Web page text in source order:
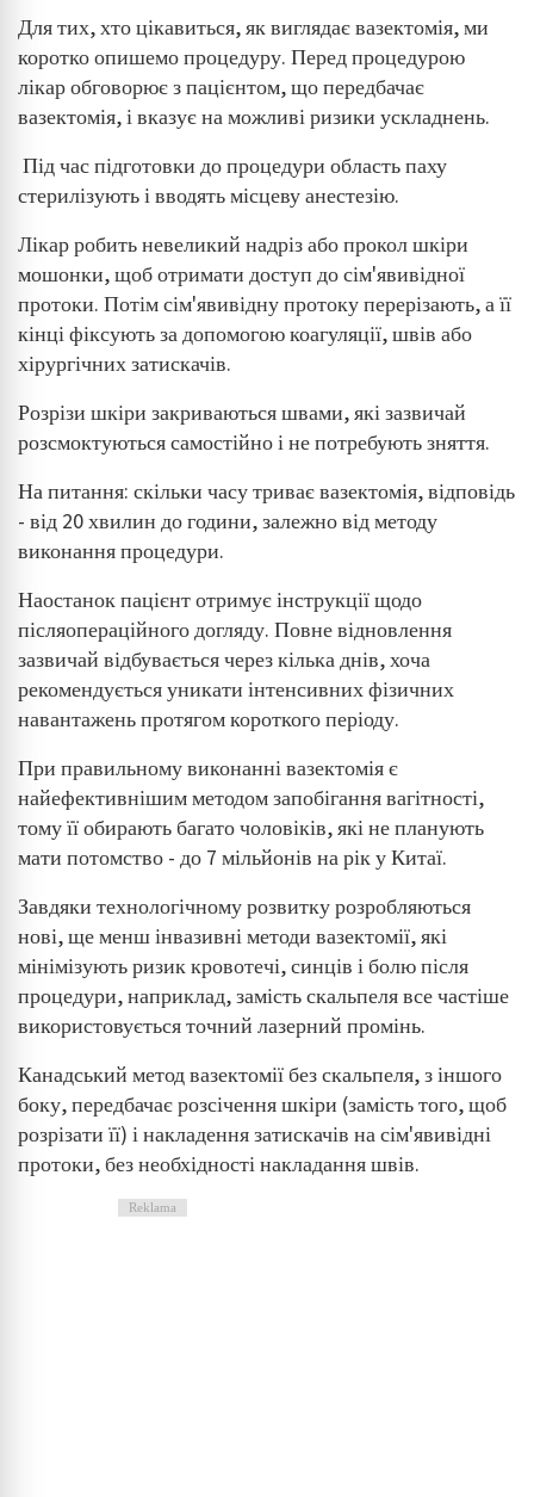
Для тих, хто цікавиться, як виглядає вазектомія, ми
коротко опишемо процедуру. Перед процедурою
лікар обговорює з пацієнтом, що передбачає
вазектомія, і вказує на можливі ризики ускладнень.
Під час підготовки до процедури область паху
стерилізують і вводять місцеву анестезію.
Лікар робить невеликий надріз або прокол шкіри
мошонки, щоб отримати доступ до сім'явивідної
протоки. Потім сім'явивідну протоку перерізають, а її
кінці фіксують за допомогою коагуляції, швів або
хірургічних затискачів.
Розрізи шкіри закриваються швами, які зазвичай
розсмоктуються самостійно і не потребують зняття.
На питання: скільки часу триває вазектомія, відповідь
- від 20 хвилин до години, залежно від методу
виконання процедури.
Наостанок пацієнт отримує інструкції щодо
післяопераційного догляду. Повне відновлення
зазвичай відбувається через кілька днів, хоча
рекомендується уникати інтенсивних фізичних
навантажень протягом короткого періоду.
При правильному виконанні вазектомія є
найефективнішим методом запобігання вагітності,
тому її обирають багато чоловіків, які не планують
мати потомство - до 7 мільйонів на рік у Китаї.
Завдяки технологічному розвитку розробляються
нові, ще менш інвазивні методи вазектомії, які
мінімізують ризик кровотечі, синців і болю після
процедури, наприклад, замість скальпеля все частіше
використовується точний лазерний промінь.
Канадський метод вазектомії без скальпеля, з іншого
боку, передбачає розсічення шкіри (замість того, щоб
розрізати її) і накладення затискачів на сім'явивідні
протоки, без необхідності накладання швів.
Reklama